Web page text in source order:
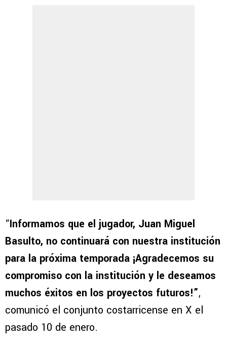
“Informamos que el jugador, Juan Miguel
Basulto, no continuará con nuestra institución
para la próxima temporada ¡Agradecemos su
compromiso con la institución y le deseamos
muchos éxitos en los proyectos futuros!”,
comunicó el conjunto costarricense en X el
pasado 10 de enero.